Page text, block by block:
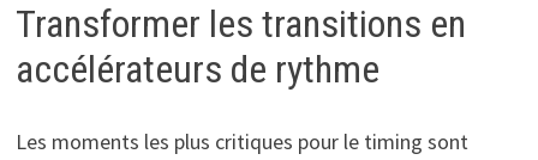
Transformer les transitions en
accélérateurs de rythme
Les moments les plus critiques pour le timing sont